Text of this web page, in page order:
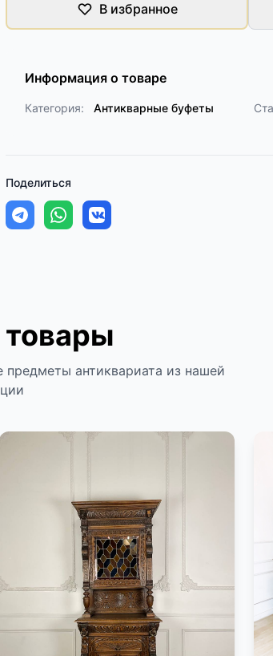
В избранное
Информация о товаре
Категория: Антикварные буфеты
Поделиться
предметы антиквариата из нашей